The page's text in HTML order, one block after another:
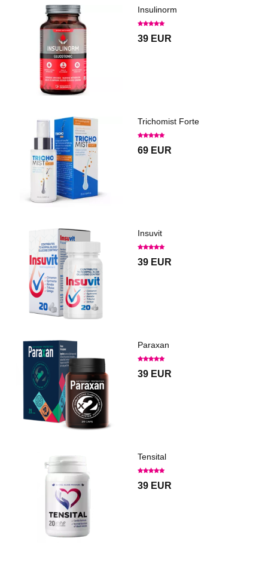
Insulinorm
39 EUR
Trichomist Forte
69 EUR
Insuvit
39 EUR
Paraxan
39 EUR
Tensital
39 EUR